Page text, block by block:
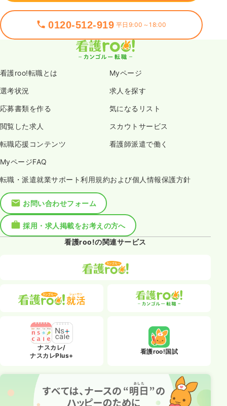
0120-512-919 平日9:00～18:00
看護roo!転職とは Myページ
選考状況 求人を探す
応募書類を作る 気になるリスト
閲覧した求人 スカウトサービス
転職応援コンテンツ 看護師派遣で働く
MyページFAQ
転職・派遣就業サポート利用規約および個人情報保護方針
お問い合わせフォーム
採用・求人掲載をお考えの方へ
看護roo!の関連サービス
ナスカレ/
ナスカレPlus+
看護roo!国試